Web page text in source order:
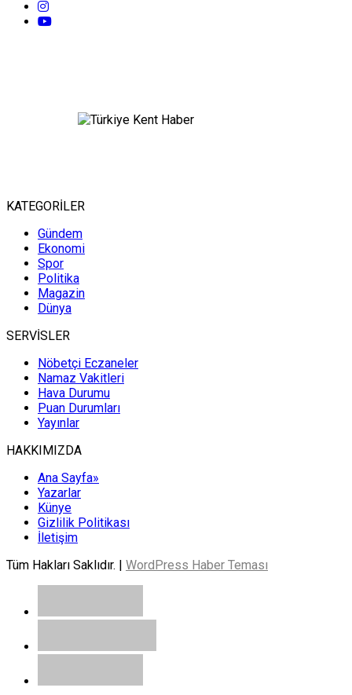
KATEGORİLER
Gündem
Ekonomi
Spor
Politika
Magazin
Dünya
SERVİSLER
Nöbetçi Eczaneler
Namaz Vakitleri
Hava Durumu
Puan Durumları
Yayınlar
HAKKIMIZDA
Ana Sayfa»
Yazarlar
Künye
Gizlilik Politikası
İletişim
Tüm Hakları Saklıdır. | WordPress Haber Teması